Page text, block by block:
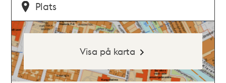
Plats
Visa på karta